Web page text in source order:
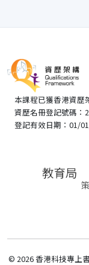
本課程已獲香港資歷
資歷名冊登記號碼：
登記有效日期：01/
© 2026 香港科技專上